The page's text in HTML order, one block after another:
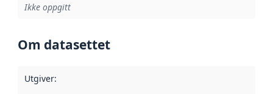
Ikke oppgitt
Om datasettet
Utgiver: